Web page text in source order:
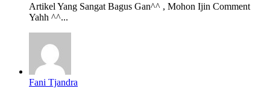
Artikel Yang Sangat Bagus Gan^^ , Mohon Ijin Comment
Yahh ^^...
Fani Tjandra